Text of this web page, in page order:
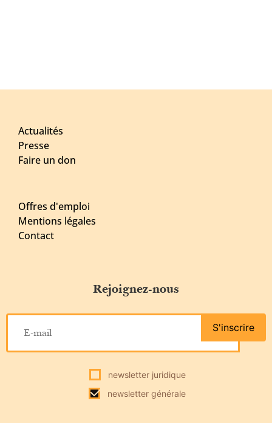
Actualités
Presse
Faire un don
Offres d'emploi
Mentions légales
Contact
Rejoignez-nous
newsletter juridique
newsletter générale
S'inscrire